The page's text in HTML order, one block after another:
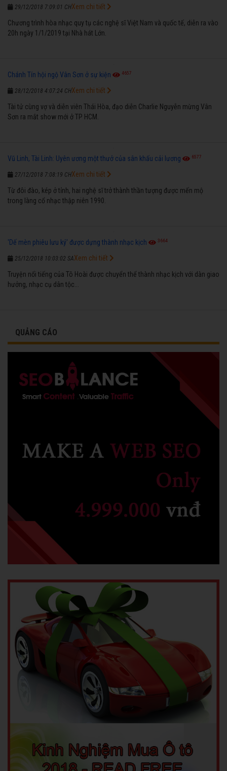
29/12/2018 7:09:01 CH
Chương trình hòa nhạc quy tụ các nghệ sĩ Việt Nam và quốc tế, diễn ra vào
20h ngày 1/1/2019 tại Nhà hát Lớn.
Xem chi tiết
Chánh Tín hội ngộ Vân Sơn ở sự kiện 4657
28/12/2018 4:07:24 CH
Tài tử cùng vợ và diễn viên Thái Hòa, đạo diễn Charlie Nguyễn mừng Vân
Sơn ra mắt show mới ở TP HCM.
Xem chi tiết
Vũ Linh, Tài Linh: Uyên ương một thưở của sân khấu cải lương 6577
27/12/2018 7:08:19 CH
Từ đôi đào, kép ở tỉnh, hai nghệ sĩ trở thành thần tượng được mến mộ
trong làng cổ nhạc thập niên 1990.
Xem chi tiết
'Dế mèn phiêu lưu ký' được dựng thành nhạc kịch 3664
25/12/2018 10:03:02 SA
Truyện nổi tiếng của Tô Hoài được chuyển thể thành nhạc kịch với dàn giao
hưởng, nhạc cụ dân tộc...
Xem chi tiết
QUẢNG CÁO